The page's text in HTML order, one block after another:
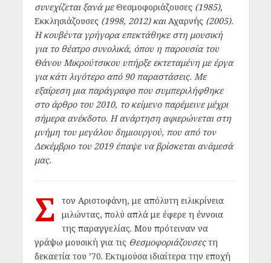
συνεχίζεται ξανά μεΘεσμοφοριάζουσες(1985),
Εκκλησιάζουσες(1998, 2012) καιΑχαρνής(2005).
Η κουβέντα γρήγορα επεκτάθηκε στη μουσική
για το θέατρο συνολικά, όπου η παρουσία του
Θάνου Μικρούτσικου υπήρξε εκτεταμένη με έργα
για κάτι λιγότερο από 90 παραστάσεις. Με
εξαίρεση μια παράγραφο που συμπεριλήφθηκε
στο άρθρο του 2010, το κείμενο παρέμεινε μέχρι
σήμερα ανέκδοτο. Η ανάρτηση αφιερώνεται στη
μνήμη του μεγάλου δημιουργού, που από τον
Δεκέμβριο του 2019 έπαψε να βρίσκεται ανάμεσά
μας.
Σ
τον Αριστοφάνη, με απόλυτη ειλικρίνεια
μιλώντας, πολύ απλά με έφερε η έννοια
της παραγγελίας. Μου πρότειναν να
γράψω μουσική για τις Θεσμοφοριάζουσεςτη
δεκαετία του ’70. Εκτιμούσα ιδιαίτερα την εποχή